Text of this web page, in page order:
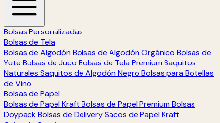
Bolsas Personalizadas
Bolsas de Tela
Bolsas de Algodón Bolsas de Algodón Orgánico Bolsas de
Yute Bolsas de Juco Bolsas de Tela Premium Saquitos
Naturales Saquitos de Algodón Negro Bolsas para Botellas
de Vino
Bolsas de Papel
Bolsas de Papel Kraft Bolsas de Papel Premium Bolsas
DoypackBolsas de DeliverySacos de Papel Kraft